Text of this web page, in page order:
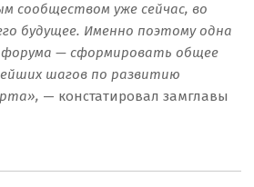
сообществом уже сейчас, во
будущее. Именно поэтому одна
форума — сформировать общее
шагов по развитию
— констатировал замглавы